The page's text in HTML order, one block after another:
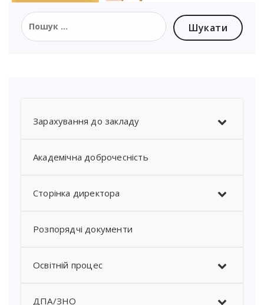
Зарахування до закладу
Академічна доброчесність
Сторінка директора
Розпорядчі документи
Освітній процес
ДПА/ЗНО